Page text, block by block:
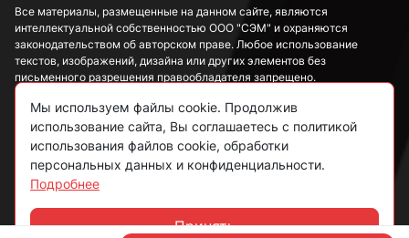
Все материалы, размещенные на данном сайте, являются
интеллектуальной собственностью ООО "СЭМ" и охраняются
законодательством об авторском праве. Любое использование
текстов, изображений, дизайна или других элементов без
письменного разрешения правообладателя запрещено.
Информация, представленная на сайте, носит исключительно
ознакомительный характер и не может рассматриваться как
публичная оферта в соответствии со ст. 437 ГК РФ.
Политика конфиденциальности
Согласие на обработку данных
Мы используем файлы cookie. Продолжив
использование сайта, Вы соглашаетесь с политикой
использования файлов cookie, обработки
персональных данных и конфиденциальности.
Подробнее
Принять